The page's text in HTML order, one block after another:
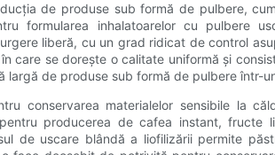
de produse sub formă de pulbere,
formularea inhalatoarelor cu pulbere
liberă, cu un grad ridicat de control
care se dorește o calitate uniformă și
de produse sub formă de pulbere într-
conservarea materialelor sensibile la
producerea de cafea instant, fructe
de uscare blândă a liofilizării permite